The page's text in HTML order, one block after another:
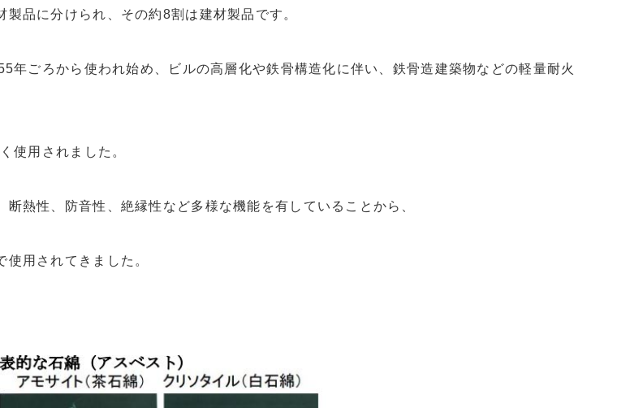
製品に分けられ、その約8割は建材製品です。
年ごろから使われ始め、ビルの高層化や鉄骨構造化に伴い、鉄骨造建築物などの軽量耐火
使用されました。
断熱性、防音性、絶縁性など多様な機能を有していることから、
用されてきました。